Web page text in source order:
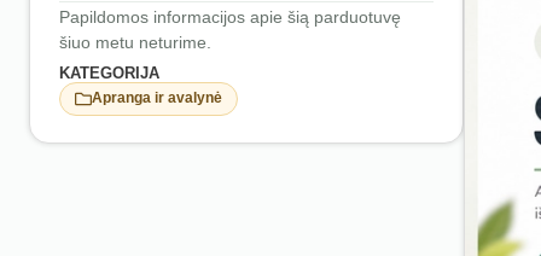
Papildomos informacijos apie šią parduotuvę
šiuo metu neturime.
KATEGORIJA
Apranga ir avalynė